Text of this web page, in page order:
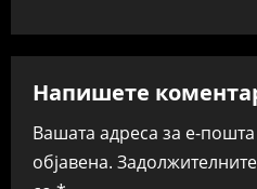
v
i
g
Напишете
Вашата адреса за е-
објавена.